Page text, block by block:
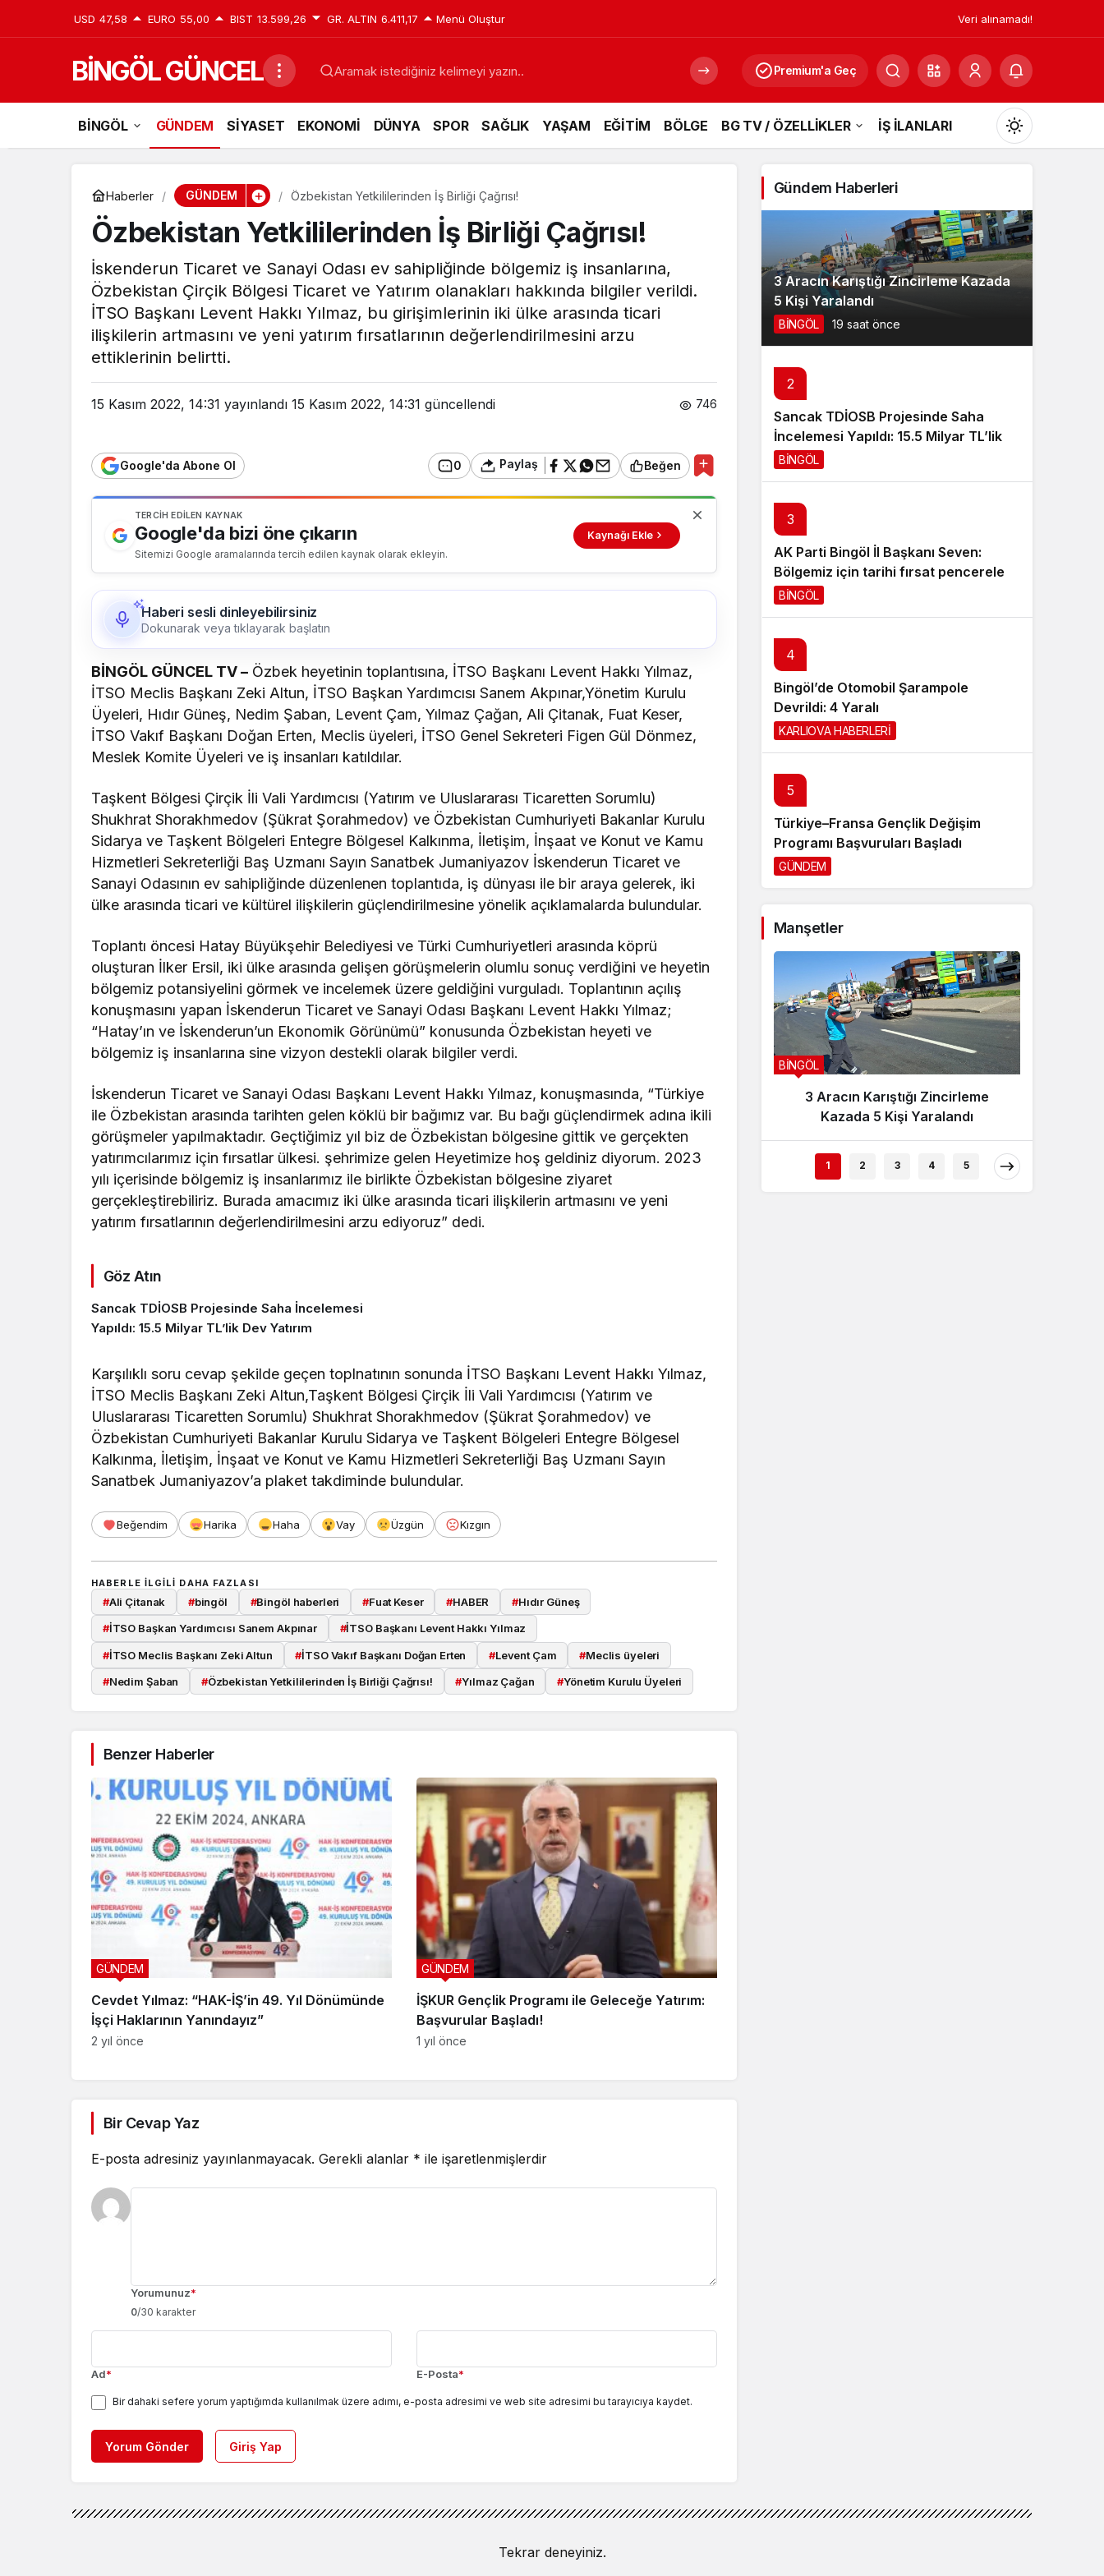
USD 47,58 EURO 55,00 BIST 13.599,26 GR. ALTIN 6.411,17 Menü Oluştur Veri alınamadı!
BİNGÖL GÜNCEL Aramak istediğiniz kelimeyi yazın.. Premium'a Geç
BİNGÖL GÜNDEM SİYASET EKONOMİ DÜNYA SPOR SAĞLIK YAŞAM EĞİTİM BÖLGE BG TV / ÖZELLİKLER İŞ İLANLARI
Mod
değiştir
Gündüz Modu
Gündüz modunu seçin.
Gece Modu
Haberler GÜNDEM Özbekistan Yetkililerinden İş Birliği Çağrısı!
Özbekistan Yetkililerinden İş Birliği Çağrısı!
İskenderun Ticaret ve Sanayi Odası ev sahipliğinde bölgemiz iş insanlarına,
Özbekistan Çirçik Bölgesi Ticaret ve Yatırım olanakları hakkında bilgiler verildi.
İTSO Başkanı Levent Hakkı Yılmaz, bu girişimlerinin iki ülke arasında ticari
ilişkilerin artmasını ve yeni yatırım fırsatlarının değerlendirilmesini arzu
ettiklerinin belirtti.
15 Kasım 2022, 14:31 yayınlandı 15 Kasım 2022, 14:31 güncellendi 746
Google'da Abone Ol 0 Paylaş Beğen
TERCIH EDILEN KAYNAK
Google'da bizi öne çıkarın
Sitemizi Google aramalarında tercih edilen kaynak olarak ekleyin.
Kaynağı Ekle
Haberi sesli dinleyebilirsiniz
Dokunarak veya tıklayarak başlatın
BİNGÖL GÜNCEL TV – Özbek heyetinin toplantısına, İTSO Başkanı Levent Hakkı Yılmaz,
İTSO Meclis Başkanı Zeki Altun, İTSO Başkan Yardımcısı Sanem Akpınar,Yönetim Kurulu
Üyeleri, Hıdır Güneş, Nedim Şaban, Levent Çam, Yılmaz Çağan, Ali Çitanak, Fuat Keser,
İTSO Vakıf Başkanı Doğan Erten, Meclis üyeleri, İTSO Genel Sekreteri Figen Gül Dönmez,
Meslek Komite Üyeleri ve iş insanları katıldılar.
Taşkent Bölgesi Çirçik İli Vali Yardımcısı (Yatırım ve Uluslararası Ticaretten Sorumlu)
Shukhrat Shorakhmedov (Şükrat Şorahmedov) ve Özbekistan Cumhuriyeti Bakanlar Kurulu
Sidarya ve Taşkent Bölgeleri Entegre Bölgesel Kalkınma, İletişim, İnşaat ve Konut ve Kamu
Hizmetleri Sekreterliği Baş Uzmanı Sayın Sanatbek Jumaniyazov İskenderun Ticaret ve
Sanayi Odasının ev sahipliğinde düzenlenen toplantıda, iş dünyası ile bir araya gelerek, iki
ülke arasında ticari ve kültürel ilişkilerin güçlendirilmesine yönelik açıklamalarda bulundular.
Toplantı öncesi Hatay Büyükşehir Belediyesi ve Türki Cumhuriyetleri arasında köprü
oluşturan İlker Ersil, iki ülke arasında gelişen görüşmelerin olumlu sonuç verdiğini ve heyetin
bölgemiz potansiyelini görmek ve incelemek üzere geldiğini vurguladı. Toplantının açılış
konuşmasını yapan İskenderun Ticaret ve Sanayi Odası Başkanı Levent Hakkı Yılmaz;
“Hatay’ın ve İskenderun’un Ekonomik Görünümü” konusunda Özbekistan heyeti ve
bölgemiz iş insanlarına sine vizyon destekli olarak bilgiler verdi.
İskenderun Ticaret ve Sanayi Odası Başkanı Levent Hakkı Yılmaz, konuşmasında, “Türkiye
ile Özbekistan arasında tarihten gelen köklü bir bağımız var. Bu bağı güçlendirmek adına ikili
görüşmeler yapılmaktadır. Geçtiğimiz yıl biz de Özbekistan bölgesine gittik ve gerçekten
yatırımcılarımız için fırsatlar ülkesi. şehrimize gelen Heyetimize hoş geldiniz diyorum. 2023
yılı içerisinde bölgemiz iş insanlarımız ile birlikte Özbekistan bölgesine ziyaret
gerçekleştirebiliriz. Burada amacımız iki ülke arasında ticari ilişkilerin artmasını ve yeni
yatırım fırsatlarının değerlendirilmesini arzu ediyoruz” dedi.
Göz Atın
Sancak TDİOSB Projesinde Saha İncelemesi
Yapıldı: 15.5 Milyar TL’lik Dev Yatırım
Karşılıklı soru cevap şekilde geçen toplnatının sonunda İTSO Başkanı Levent Hakkı Yılmaz,
İTSO Meclis Başkanı Zeki Altun,Taşkent Bölgesi Çirçik İli Vali Yardımcısı (Yatırım ve
Uluslararası Ticaretten Sorumlu) Shukhrat Shorakhmedov (Şükrat Şorahmedov) ve
Özbekistan Cumhuriyeti Bakanlar Kurulu Sidarya ve Taşkent Bölgeleri Entegre Bölgesel
Kalkınma, İletişim, İnşaat ve Konut ve Kamu Hizmetleri Sekreterliği Baş Uzmanı Sayın
Sanatbek Jumaniyazov’a plaket takdiminde bulundular.
Beğendim Harika Haha Vay Üzgün Kızgın
HABERLE ILGILI DAHA FAZLASI
#Ali Çitanak #bingöl #Bingöl haberleri #Fuat Keser #HABER #Hıdır Güneş
#İTSO Başkan Yardımcısı Sanem Akpınar #İTSO Başkanı Levent Hakkı Yılmaz
#İTSO Meclis Başkanı Zeki Altun #İTSO Vakıf Başkanı Doğan Erten #Levent Çam #Meclis üyeleri
#Nedim Şaban #Özbekistan Yetkililerinden İş Birliği Çağrısı! #Yılmaz Çağan #Yönetim Kurulu Üyeleri
Benzer Haberler
Cevdet Yılmaz: “HAK-İŞ’in 49. Yıl Dönümünde
İşçi Haklarının Yanındayız”
GÜNDEM
2 yıl önce
İŞKUR Gençlik Programı ile Geleceğe Yatırım:
Başvurular Başladı!
GÜNDEM
1 yıl önce
Bir Cevap Yaz
E-posta adresiniz yayınlanmayacak. Gerekli alanlar * ile işaretlenmişlerdir
Yorumunuz*
0/30 karakter
Ad* E-Posta*
Bir dahaki sefere yorum yaptığımda kullanılmak üzere adımı, e-posta adresimi ve web site adresimi bu tarayıcıya kaydet.
Yorum Gönder Giriş Yap
Gündem Haberleri
3 Aracın Karıştığı Zincirleme Kazada
5 Kişi Yaralandı
BİNGÖL 19 saat önce
2
Sancak TDİOSB Projesinde Saha
İncelemesi Yapıldı: 15.5 Milyar TL’lik
Dev Yatırım
BİNGÖL
3
AK Parti Bingöl İl Başkanı Seven:
Bölgemiz için tarihi fırsat pencereleri
açılıyor
BİNGÖL
4
Bingöl’de Otomobil Şarampole
Devrildi: 4 Yaralı
KARLIOVA HABERLERİ
5
Türkiye–Fransa Gençlik Değişim
Programı Başvuruları Başladı
GÜNDEM
Manşetler
BİNGÖL
3 Aracın Karıştığı Zincirleme
Kazada 5 Kişi Yaralandı
1 2 3 4 5
Tekrar deneyiniz.
Facebook Twitter
Youtube Instagram